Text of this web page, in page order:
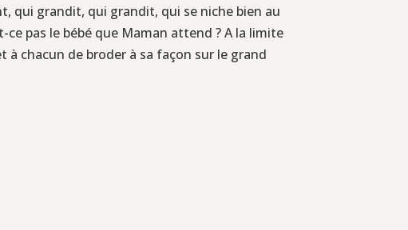
qui grandit, qui grandit, qui se niche bien au
pas le bébé que Maman attend ? A la limite
chacun de broder à sa façon sur le grand